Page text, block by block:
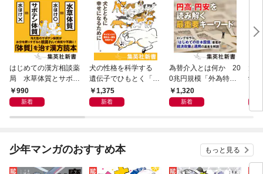
はじめての漢方相談薬
局 水草体質とサボテ
ン体質
990
新着
犬の性格を科学する
遺伝子でひもとく「最
良の友」の進化
1,375
新着
為替介入とは何か 20
0兆円規模「外為特
会」が生まれた謎
1,320
新着
学
少年マンガのおすすめ本 もっと見る